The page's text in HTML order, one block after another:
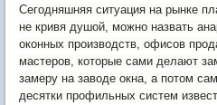
Сегодняшняя ситуация на рынке
не кривя душой, можно назвать
оконных производств, офисов
мастеров, которые сами делают
замеру на заводе окна, а потом
десятки профильных систем